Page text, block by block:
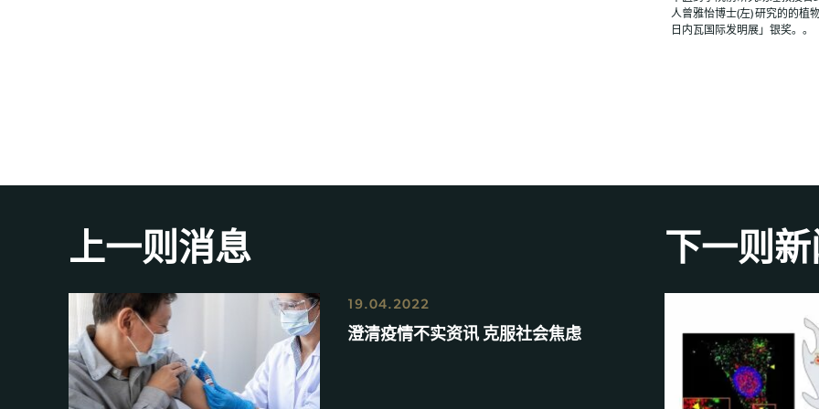
人曾雅怡博士(左) 研究的的植
日内瓦国际发明展」银奖。。
上一则消息
19.04.2022
澄清疫情不实资讯 克服社会焦虑
下一则